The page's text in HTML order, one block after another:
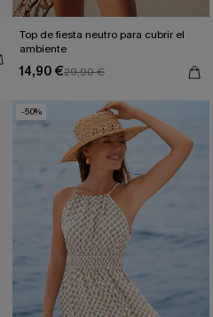
Top de fiesta neutro para cubrir el
ambiente
14,90 €29,90 €
-50%